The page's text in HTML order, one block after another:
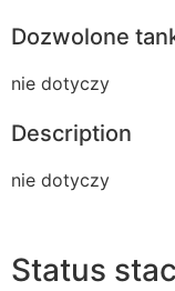
Dozwolone
nie dotyczy
Description
nie dotyczy
Status